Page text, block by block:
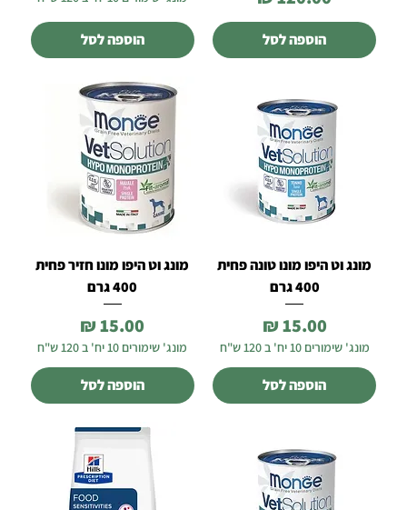
הוספה לסל הוספה לסל
מונג וט היפו מונו טונה פחית
400 גרם
מחיר
מונג' שימורים 10 יח' ב 120 ש"ח
הוספה לסל
מונג וט היפו מונו חזיר פחית
400 גרם
מחיר
מונג' שימורים 10 יח' ב 120 ש"ח
הוספה לסל